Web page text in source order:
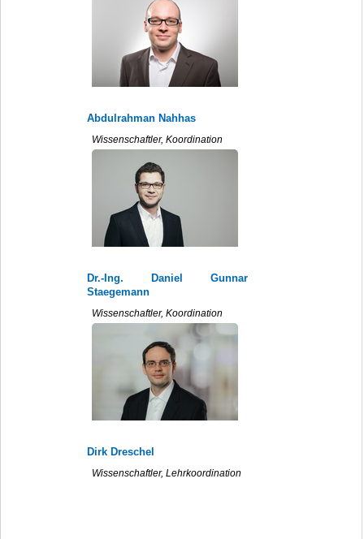
Abdulrahman Nahhas
Wissenschaftler, Koordination
Dr.-Ing. Daniel Gunnar
Staegemann
Wissenschaftler, Koordination
Dirk Dreschel
Wissenschaftler, Lehrkoordination